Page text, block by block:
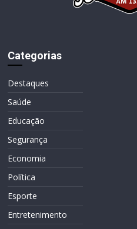
Categorias
Destaques
Saúde
Educação
Segurança
Economia
Política
Esporte
Entretenimento